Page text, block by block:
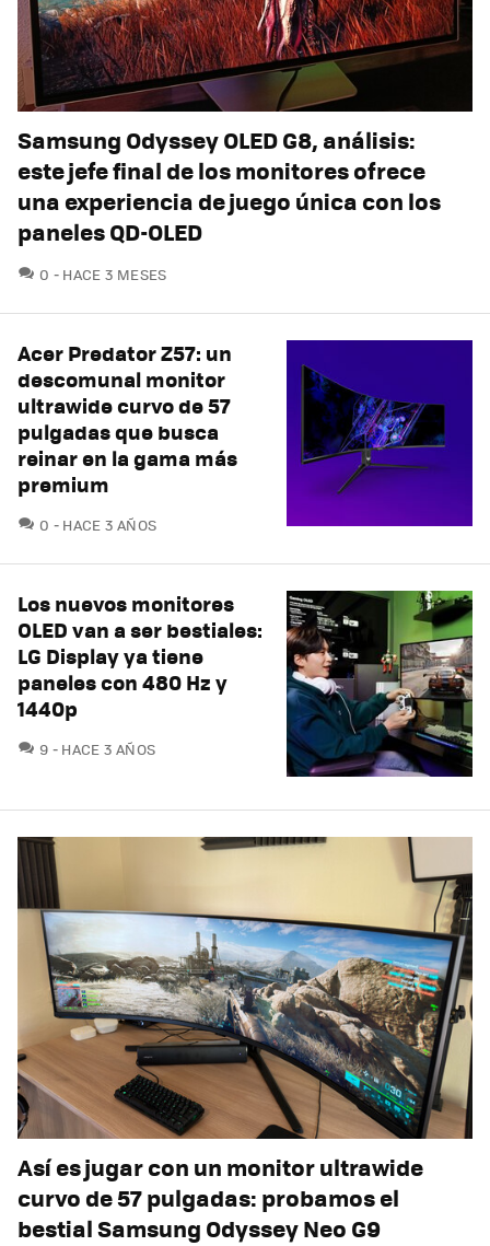
Samsung Odyssey OLED G8, análisis:
este jefe final de los monitores ofrece
una experiencia de juego única con los
paneles QD-OLED
0 COMENTARIOS
HACE 3 MESES
Acer Predator Z57: un
descomunal monitor
ultrawide curvo de 57
pulgadas que busca
reinar en la gama más
premium
0 COMENTARIOS
HACE 3 AÑOS
Los nuevos monitores
OLED van a ser bestiales:
LG Display ya tiene
paneles con 480 Hz y
1440p
9 COMENTARIOS
HACE 3 AÑOS
Así es jugar con un monitor ultrawide
curvo de 57 pulgadas: probamos el
bestial Samsung Odyssey Neo G9